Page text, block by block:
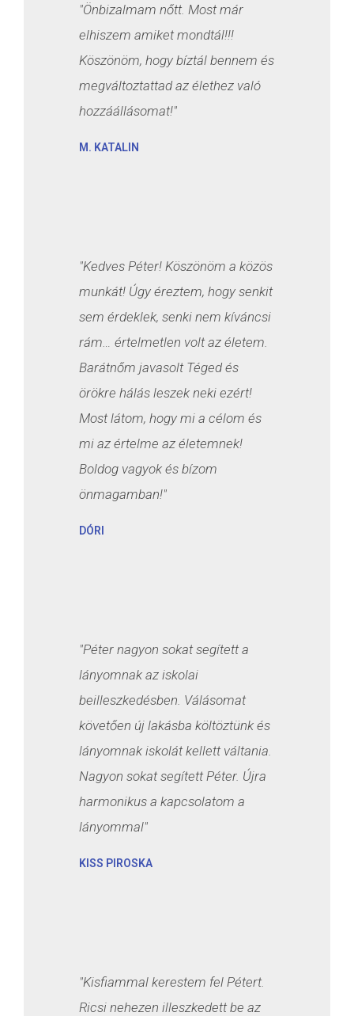
"Önbizalmam nőtt. Most már
elhiszem amiket mondtál!!!
Köszönöm, hogy bíztál bennem és
megváltoztattad az élethez való
hozzáállásomat!"
M. KATALIN
"Kedves Péter! Köszönöm a közös
munkát! Úgy éreztem, hogy senkit
sem érdeklek, senki nem kíváncsi
rám… értelmetlen volt az életem.
Barátnőm javasolt Téged és
örökre hálás leszek neki ezért!
Most látom, hogy mi a célom és
mi az értelme az életemnek!
Boldog vagyok és bízom
önmagamban!"
DÓRI
"Péter nagyon sokat segített a
lányomnak az iskolai
beilleszkedésben. Válásomat
követően új lakásba költöztünk és
lányomnak iskolát kellett váltania.
Nagyon sokat segített Péter. Újra
harmonikus a kapcsolatom a
lányommal"
KISS PIROSKA
"Kisfiammal kerestem fel Pétert.
Ricsi nehezen illeszkedett be az